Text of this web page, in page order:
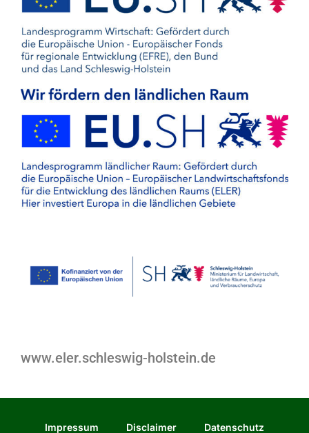
www.eler.schleswig-holstein.de
Impressum Disclaimer Datenschutz